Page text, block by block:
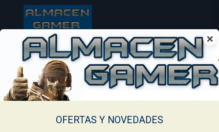
×
OFERTAS Y NOVEDADES